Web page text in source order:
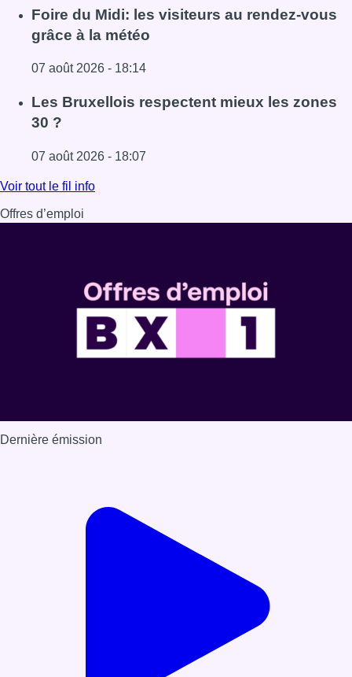
Lire l'article Pizza Nizar: un coup de pub inattendu grâce
Foire du Midi: les visiteurs au rendez-vous
grâce à la météo
07 août 2026 - 18:14
Lire l'article Foire du Midi: les visiteurs au rendez-vous
Les Bruxellois respectent mieux les zones
30 ?
07 août 2026 - 18:07
Lire l'article Les Bruxellois respectent mieux les zones 30
Voir tout le fil info
Offres d’emploi
Dernière émission